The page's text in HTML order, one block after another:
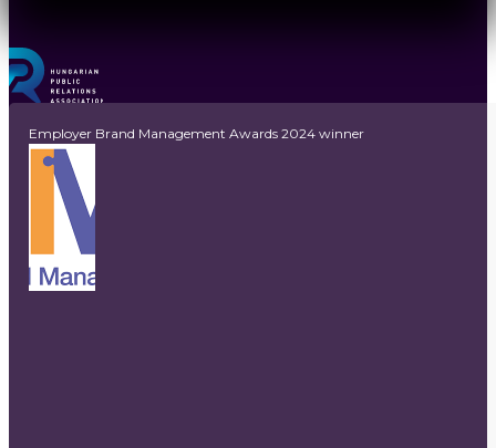
Employer Brand Management Awards 2024 winner